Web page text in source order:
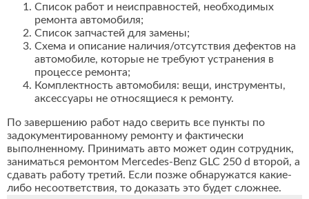
Список работ и неисправностей, необходимых
ремонта автомобиля;
Список запчастей для замены;
Схема и описание наличия/отсутствия дефектов на
автомобиле, которые не требуют устранения в
процессе ремонта;
Комплектность автомобиля: вещи, инструменты,
аксессуары не относящиеся к ремонту.
По завершению работ надо сверить все пункты по
задокументированному ремонту и фактически
выполненному. Принимать авто может один сотрудник,
заниматься ремонтом Mercedes-Benz GLC 250 d второй, а
сдавать работу третий. Если позже обнаружатся какие-
либо несоответствия, то доказать это будет сложнее.